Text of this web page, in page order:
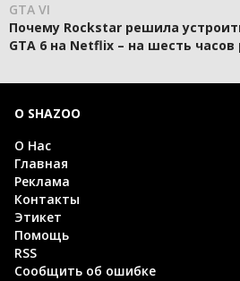
GTA VI
Почему Rockstar решила
GTA 6 на Netflix – на шесть
О SHAZOO
О Нас
Главная
Реклама
Контакты
Этикет
Помощь
RSS
Сообщить об ошибке